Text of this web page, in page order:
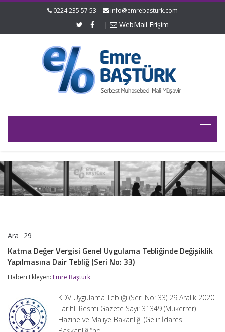
0224 235 57 53 info@emrebasturk.com
| WebMail Erişim
Ara 29
Vergisi
Genel
Tebliğinde
Yapılmasına
Tebliğ
(Seri
No:
Katma Değer Vergisi Genel Uygulama Tebliğinde Değişiklik
Yapılmasına Dair Tebliğ (Seri No: 33)
Haberi Ekleyen: Emre Baştürk
KDV Uygulama Tebliği (Seri No: 33) 29 Aralık 2020
Tarihli Resmi Gazete Sayı: 31349 (Mükerrer)
Hazine ve Maliye Bakanlığı (Gelir İdaresi